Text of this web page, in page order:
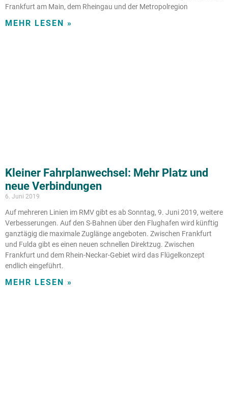
Frankfurt am Main, dem Rheingau und der Metropolregion
MEHR LESEN »
Kleiner Fahrplanwechsel: Mehr Platz und
neue Verbindungen
6. Juni 2019
Auf mehreren Linien im RMV gibt es ab Sonntag, 9. Juni 2019, weitere
Verbesserungen. Auf den S-Bahnen über den Flughafen wird künftig
ganztägig die maximale Zuglänge angeboten. Zwischen Frankfurt
und Fulda gibt es einen neuen schnellen Direktzug. Zwischen
Frankfurt und dem Rhein-Neckar-Gebiet wird das Flügelkonzept
endlich eingeführt.
MEHR LESEN »